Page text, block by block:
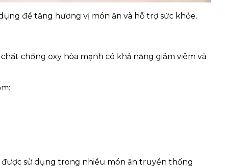
để tăng hương vị món ăn và hỗ trợ sức khỏe.
chống oxy hóa mạnh có khả năng giảm viêm và
sử dụng trong nhiều món ăn truyền thống